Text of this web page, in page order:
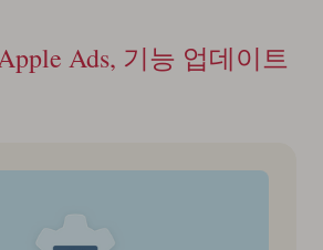
Ads, 기능 업데이트